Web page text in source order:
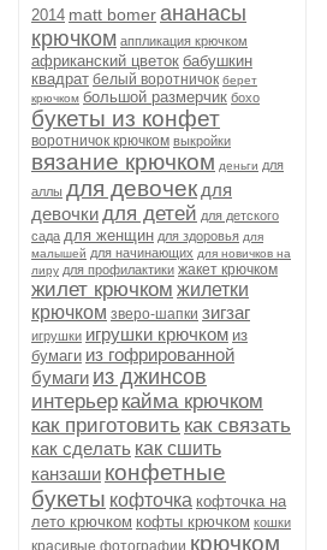
2014 matt bomerананасы
крючком аппликация крючком
африканский цветок бабушкин
квадрат белый воротничок берет
крючком большой размерчик бохо
букеты из конфет
воротничок крючком выкройки
вязание крючком деньги для
аллы для девочек для
девочкидля детей для детского
сада для женщин для здоровья для
малышей для начинающих для новичков на
лиру для профилактики жакет крючком
жилет крючком жилетки
крючком зверо-шапки зигзаг
игрушки игрушки крючком из
бумаги из гофрированной
бумаги из джинсов
интерьер кайма крючком
как приготовить как связать
как сделать как сшить
канзаши конфетные
букеты кофточка кофточка на
лето крючком кофты крючком кошки
красивые фотографии крючком